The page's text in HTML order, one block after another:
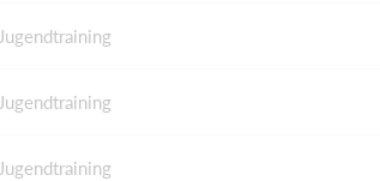
Jugendtraining
Jugendtraining
Jugendtraining